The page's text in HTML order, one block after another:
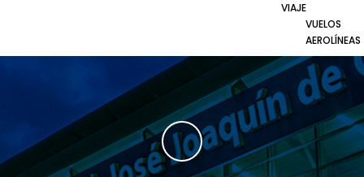
VIAJE
VUELOS
AEROLÍNEAS